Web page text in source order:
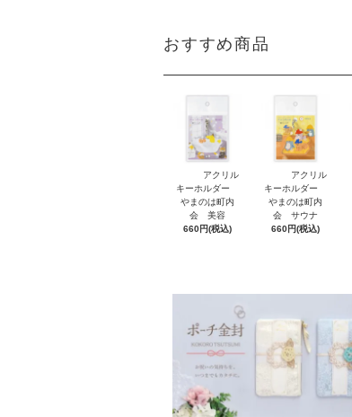
おすすめ商品
アクリル
キーホルダー
やまのは町内
会 美容
660円(税込)
アクリル
キーホルダー
やまのは町内
会 サウナ
660円(税込)